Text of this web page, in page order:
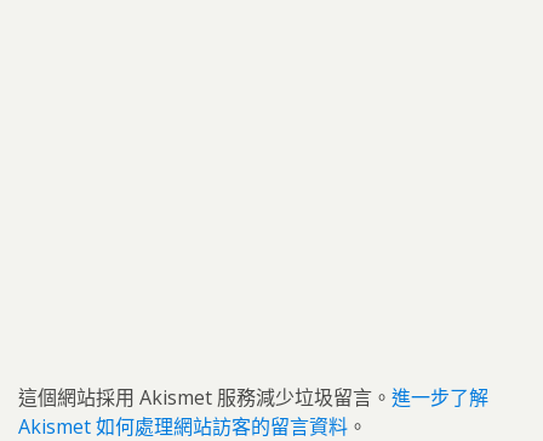
這個網站採用 Akismet 服務減少垃圾留言。 進一步了解
Akismet 如何處理網站訪客的留言資料 。